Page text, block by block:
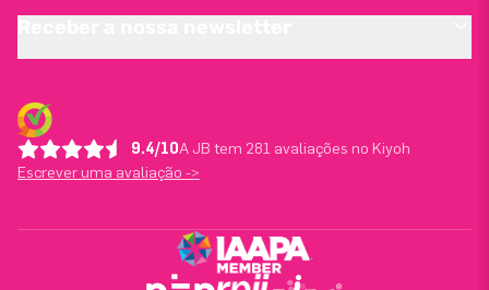
9.4/10A JB tem 281 avaliações no Kiyoh
Escrever uma avaliação ->